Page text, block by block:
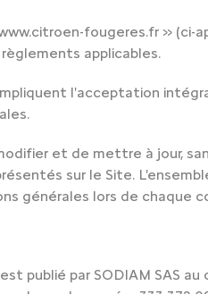
fougeres.fr » (ci-
applicables.
l'acceptation
et de mettre à jour,
sur le Site.
générales lors de chaque
publié par SODIAM SAS